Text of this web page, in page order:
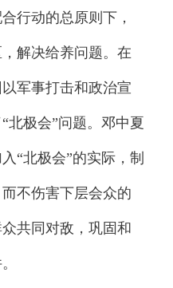
行动的总原则下，
解决给养问题。在
军事打击和政治宣
北极会”问题。邓中夏
“北极会”的实际，制
不伤害下层会众的
共同对敌，巩固和